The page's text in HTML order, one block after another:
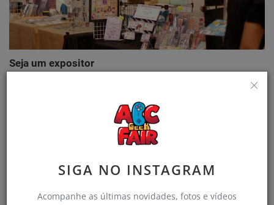
SIGA NO INSTAGRAM
Acompanhe as últimas novidades, fotos e vídeos
Seja um expositor